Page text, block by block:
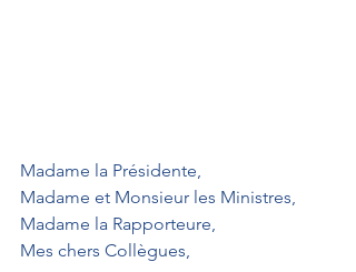
Madame la Présidente,
Madame et Monsieur les Ministres,
Madame la Rapporteure,
Mes chers Collègues,